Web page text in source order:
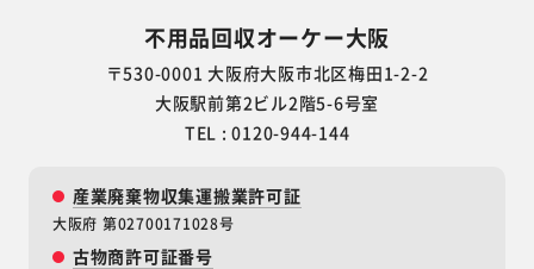
不用品回収オーケー大阪
〒530-0001 大阪府大阪市北区梅田1-2-2
大阪駅前第2ビル2階5-6号室
TEL : 0120-944-144
産業廃棄物収集運搬業許可証
大阪府 第02700171028号
古物商許可証番号